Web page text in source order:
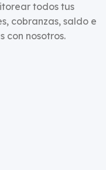
todos tus
cobranzas, saldo e
con nosotros.